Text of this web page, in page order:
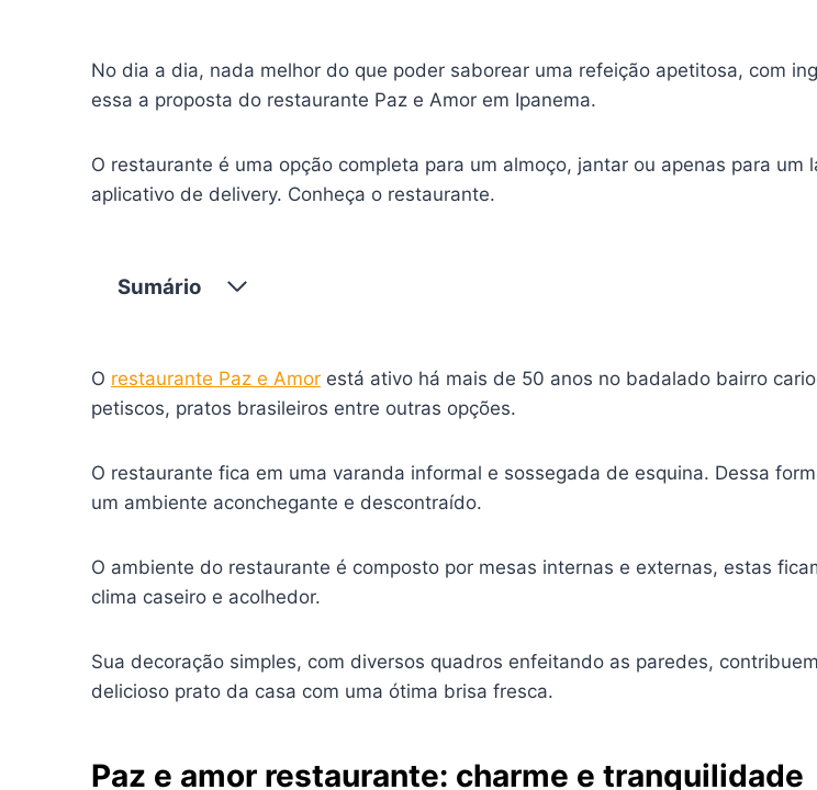
No dia a dia, nada melhor do que poder saborear uma refeição apetitosa, com
essa a proposta do restaurante Paz e Amor em Ipanema.
O restaurante é uma opção completa para um almoço, jantar ou apenas para
aplicativo de delivery. Conheça o restaurante.
Sumário
O restaurante Paz e Amor está ativo há mais de 50 anos no badalado bairro
petiscos, pratos brasileiros entre outras opções.
O restaurante fica em uma varanda informal e sossegada de esquina. Dessa
um ambiente aconchegante e descontraído.
O ambiente do restaurante é composto por mesas internas e externas, estas
clima caseiro e acolhedor.
Sua decoração simples, com diversos quadros enfeitando as paredes,
delicioso prato da casa com uma ótima brisa fresca.
Paz e amor restaurante: charme e tranquilidade